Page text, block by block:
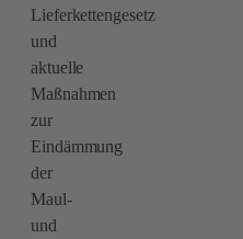
Lieferkettengesetz
und
aktuelle
Maßnahmen
zur
Eindämmung
der
Maul-
und